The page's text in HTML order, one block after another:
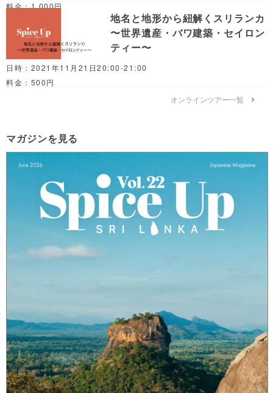
料金：1,000円
地名と地形から紐解くスリランカ
〜世界遺産・バワ建築・セイロン
ティー〜
日時：2021年11月21日20:00-21:00
料金：500円
オンラインツアー一覧
マガジンを見る